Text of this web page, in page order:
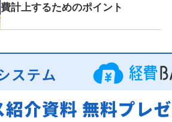
費計上するためのポイント